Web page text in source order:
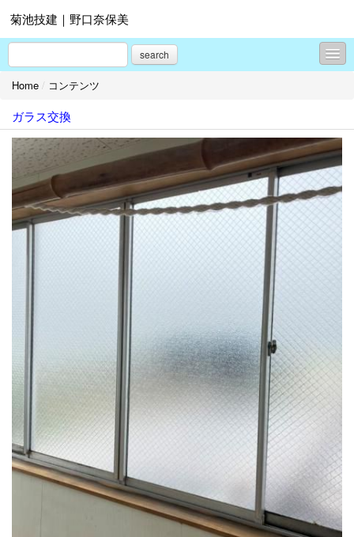
菊池技建｜野口奈保美
search
コンテンツ
プロフィール
お問合せ
Home / コンテンツ
ガラス交換